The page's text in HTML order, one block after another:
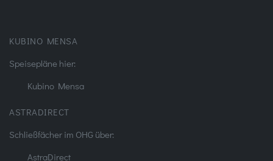
KUBINO MENSA
Speisepläne hier:
Kubino Mensa
ASTRADIRECT
Schließfächer im OHG über:
AstraDirect